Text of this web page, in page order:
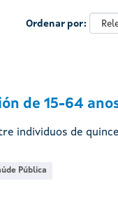
Ordenar por
de 15-64
individuos de
Pública